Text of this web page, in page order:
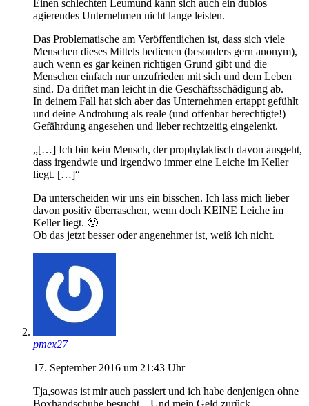
Einen schlechten Leumund kann sich auch ein dubios
agierendes Unternehmen nicht lange leisten.
Das Problematische am Veröffentlichen ist, dass sich viele
Menschen dieses Mittels bedienen (besonders gern anonym),
auch wenn es gar keinen richtigen Grund gibt und die
Menschen einfach nur unzufrieden mit sich und dem Leben
sind. Da driftet man leicht in die Geschäftsschädigung ab.
In deinem Fall hat sich aber das Unternehmen ertappt gefühlt
und deine Androhung als reale (und offenbar berechtigte!)
Gefährdung angesehen und lieber rechtzeitig eingelenkt.
„[…] Ich bin kein Mensch, der prophylaktisch davon ausgeht,
dass irgendwie und irgendwo immer eine Leiche im Keller
liegt. […]“
Da unterscheiden wir uns ein bisschen. Ich lass mich lieber
davon positiv überraschen, wenn doch KEINE Leiche im
Keller liegt. 🙂
Ob das jetzt besser oder angenehmer ist, weiß ich nicht.
pmex27
17. September 2016 um 21:43 Uhr
Tja,sowas ist mir auch passiert und ich habe denjenigen ohne
Boxhandschuhe besucht…Und mein Geld zurück